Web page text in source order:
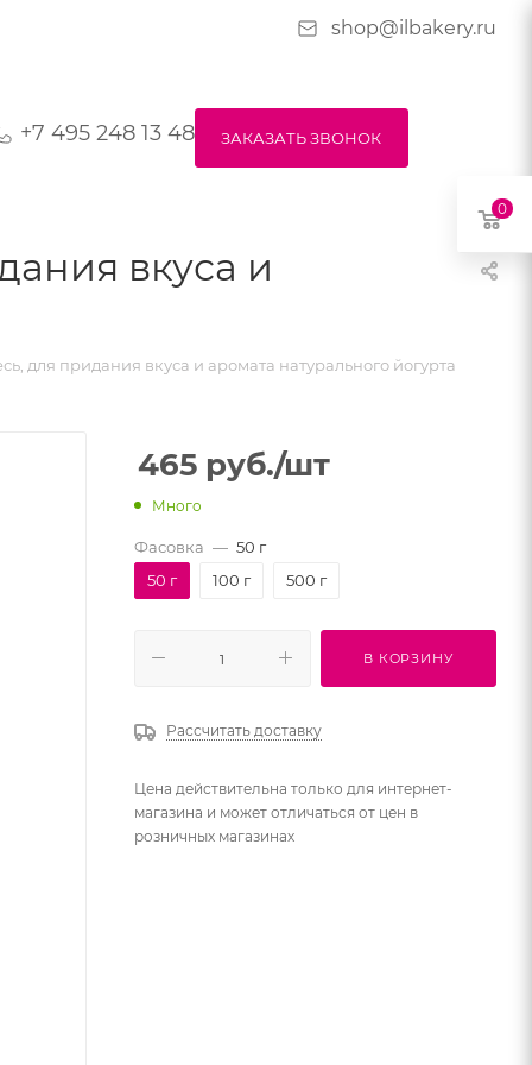
shop@ilbakery.ru
+7 495 248 13 48 ЗАКАЗАТЬ ЗВОНОК
вкуса и
для придания вкуса и аромата натурального йогурта
465 руб./шт
Много
Фасовка — 50 г
50 г
100 г 500 г
В КОРЗИНУ
Рассчитать доставку
Цена действительна только для интернет-
магазина и может отличаться от цен в
розничных магазинах
0